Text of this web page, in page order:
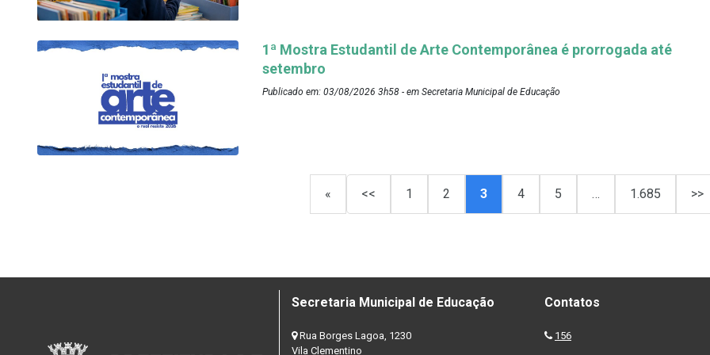
1ª Mostra Estudantil de Arte Contemporânea é prorrogada até
setembro
Publicado em: 03/08/2026 3h58 - em Secretaria Municipal de Educação
« << 1 2 3 4 5 … 1.685 >>
Secretaria Municipal de Educação
Rua Borges Lagoa, 1230
Vila Clementino
Contatos
156